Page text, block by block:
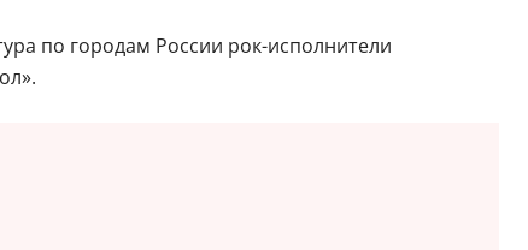
по городам России рок-исполнители